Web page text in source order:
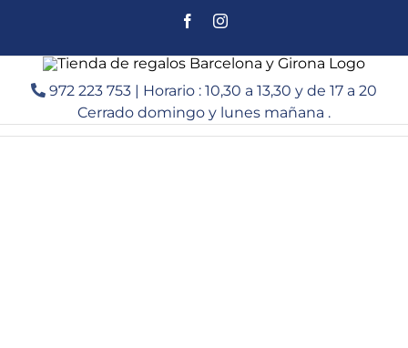
contenido
FacebookInstagram
972 223 753 | Horario : 10,30 a 13,30 y de 17 a 20
Cerrado domingo y lunes mañana .